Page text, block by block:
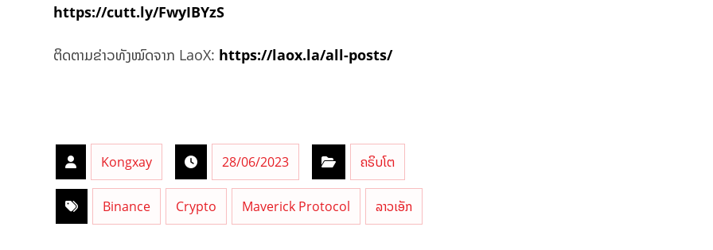
https://cutt.ly/FwyIBYzS
ຕິດຕາມຂ່າວທັງໝົດຈາກ LaoX: https://laox.la/all-posts/
Kongxay 28/06/2023 ຄຣິບໂຕ
Binance Crypto Maverick Protocol ລາວເອັກ